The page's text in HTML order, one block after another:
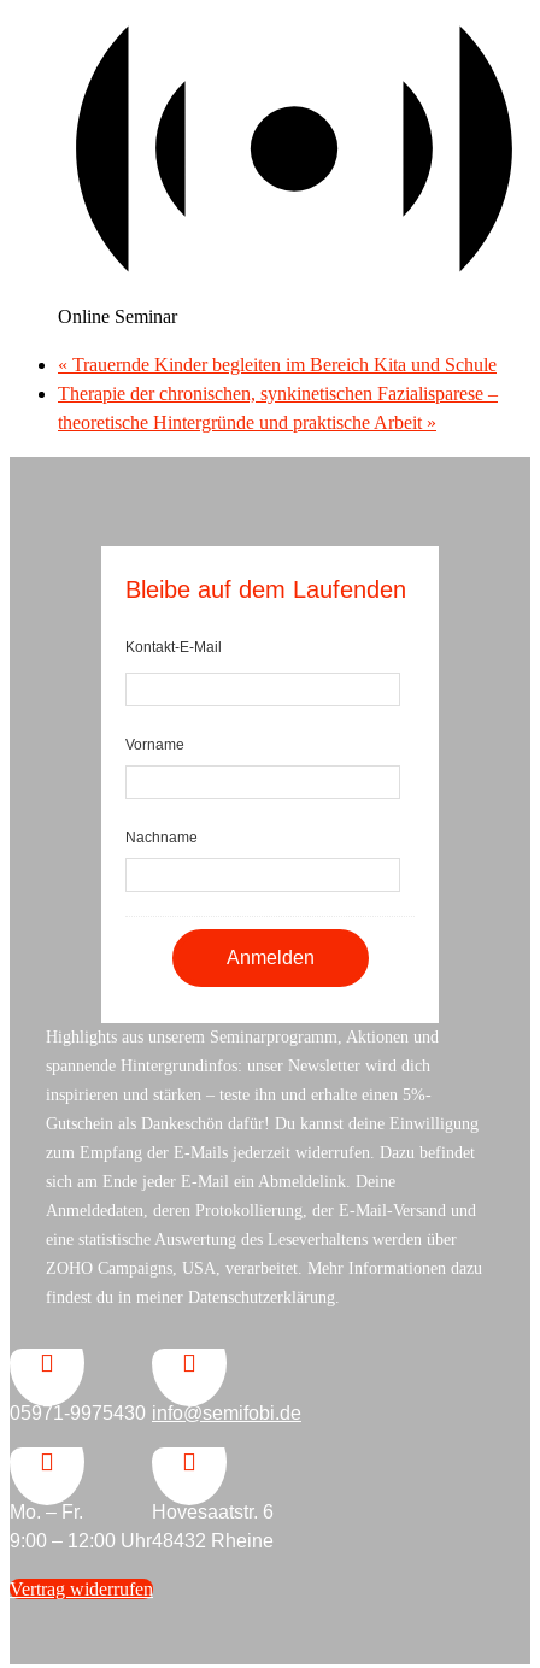
Online Seminar
« Trauernde Kinder begleiten im Bereich Kita und Schule
Therapie der chronischen, synkinetischen Fazialisparese –
theoretische Hintergründe und praktische Arbeit »

info@semifobi.de

Hovesaatstr. 6
48432 Rheine

05971-9975430

Mo. – Fr.
9:00 – 12:00 Uhr
Bleibe auf dem Laufenden
Kontakt-E-Mail
Vorname
Nachname
Highlights aus unserem Seminarprogramm, Aktionen und
spannende Hintergrundinfos: unser Newsletter wird dich
inspirieren und stärken – teste ihn und erhalte einen 5%-
Gutschein als Dankeschön dafür! Du kannst deine Einwilligung
zum Empfang der E-Mails jederzeit widerrufen. Dazu befindet
sich am Ende jeder E-Mail ein Abmeldelink. Deine
Anmeldedaten, deren Protokollierung, der E-Mail-Versand und
eine statistische Auswertung des Leseverhaltens werden über
ZOHO Campaigns, USA, verarbeitet. Mehr Informationen dazu
findest du in meiner Datenschutzerklärung.
Vertrag widerrufen